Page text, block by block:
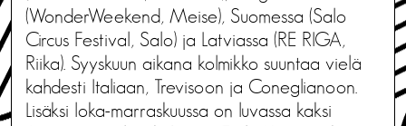
(WonderWeekend, Meise), Suomessa (Salo
Circus Festival, Salo) ja Latviassa (RE RIGA,
Riika). Syyskuun aikana kolmikko suuntaa vielä
kahdesti Italiaan, Trevisoon ja Coneglianoon.
Lisäksi loka-marraskuussa on luvassa kaksi